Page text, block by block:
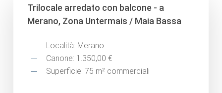
Trilocale arredato con balcone - a
Merano, Zona Untermais / Maia Bassa
Località: Merano
Canone: 1.350,00 €
Superficie: 75 m² commerciali